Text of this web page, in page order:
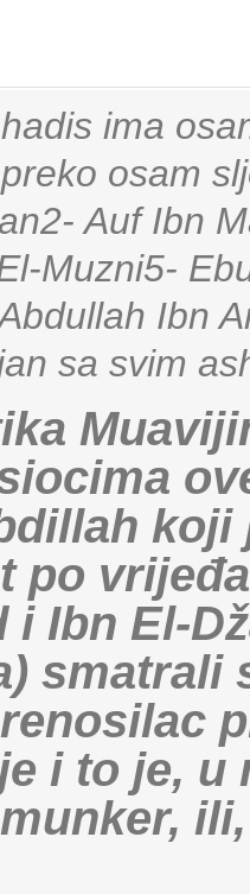
ima
osam
Auf Ibn
Muzni5-
Ibn
sa svim
koji
po
i Ibn El-
smatrali
i to je, u